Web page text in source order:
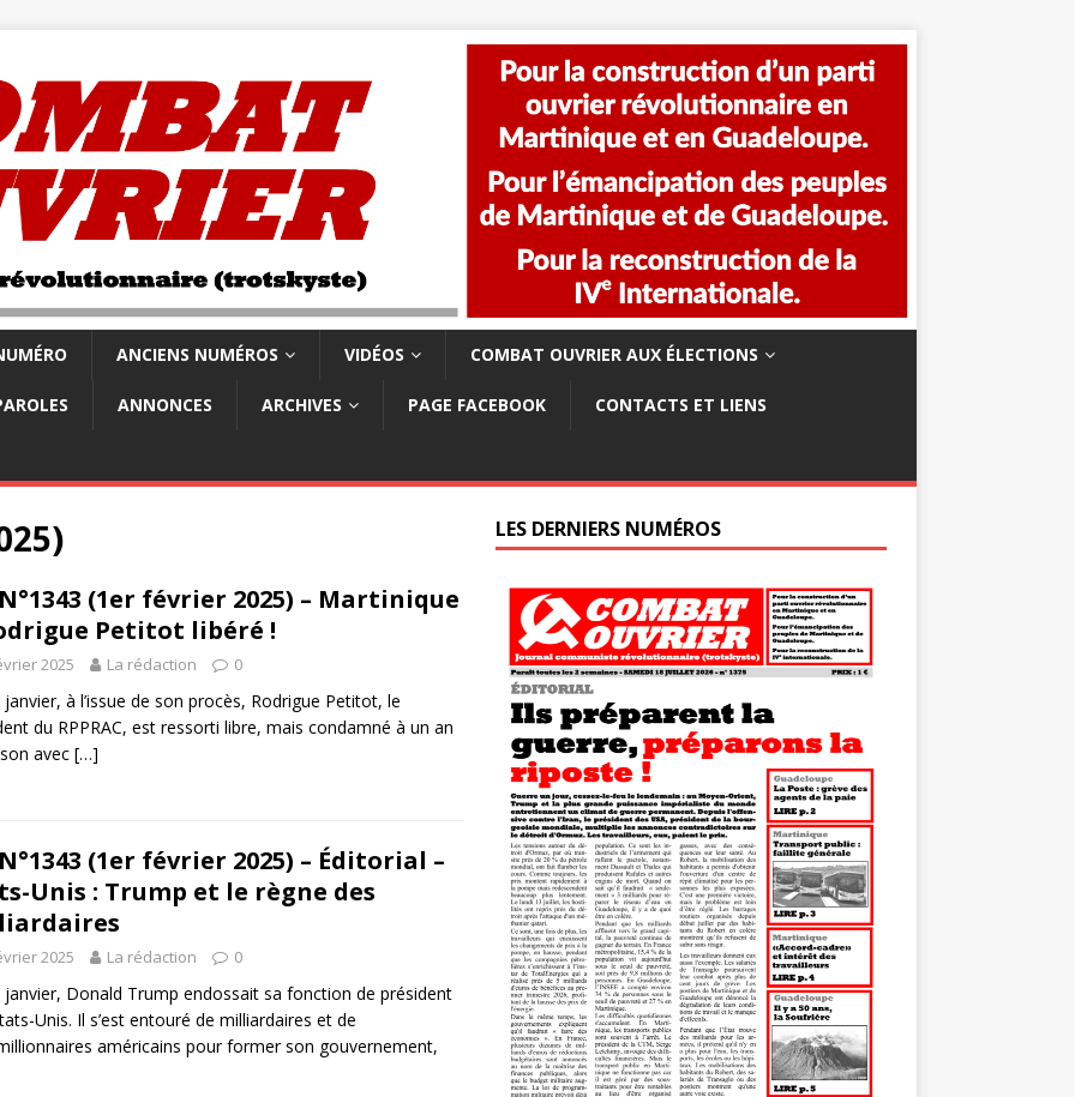
ANCIENS NUMÉROS VIDÉOS COMBAT OUVRIER AUX ÉLECTIONS
ANNONCES ARCHIVES PAGE FACEBOOK CONTACTS ET LIENS
(1er février 2025) – Martinique
Petitot libéré !
2025 La rédaction 0
janvier, à l’issue de son procès, Rodrigue Petitot, le
du RPPRAC, est ressorti libre, mais condamné à un an
avec […]
(1er février 2025) – Éditorial –
Unis : Trump et le règne des
2025 La rédaction 0
janvier, Donald Trump endossait sa fonction de président
Unis. Il s’est entouré de milliardaires et de
américains pour former son gouvernement,
LES DERNIERS NUMÉROS